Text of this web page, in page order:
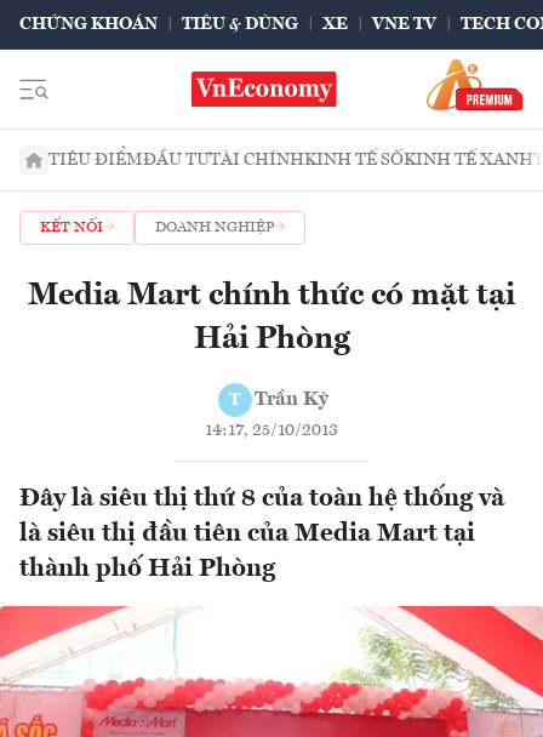
CHỨNG KHOÁN TIÊU & DÙNG XE VNE TV TECH
TIÊU ĐIỂMĐẦU TƯTÀI CHÍNHKINH TẾ SỐKINH TẾ XANH
KẾT NỐI DOANH NGHIỆP
Media Mart chính thức có mặt tại
Hải Phòng
T Trần Kỳ
14:17, 25/10/2013
Đây là siêu thị thứ 8 của toàn hệ thống và
là siêu thị đầu tiên của Media Mart tại
thành phố Hải Phòng